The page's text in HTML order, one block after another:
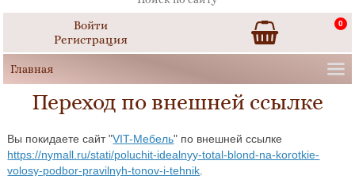
Войти
Регистрация
0
Переход по внешней ссылке
Вы покидаете сайт "VIT-Мебель" по внешней ссылке
https://nymall.ru/stati/poluchit-idealnyy-total-blond-na-korotkie-
volosy-podbor-pravilnyh-tonov-i-tehnik